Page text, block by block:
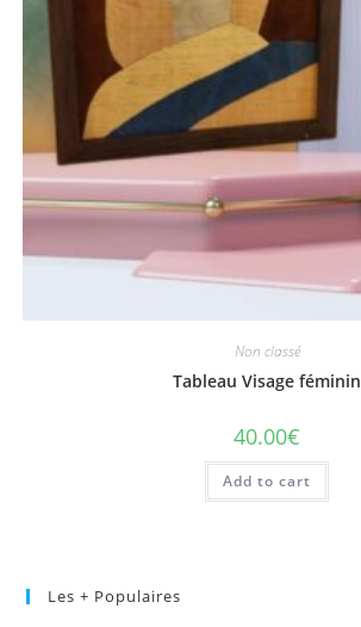
Non classé
Tableau Visage féminin
40.00€
Add to cart
Les + Populaires